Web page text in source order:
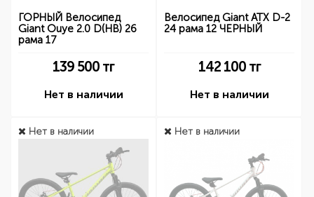
ГОРНЫЙ Велосипед
Giant Ouye 2.0 D(HB) 26
рама 17
139 500 тг
Нет в наличии
Велосипед Giant ATX D-2
24 рама 12 ЧЕРНЫЙ
142 100тг
Нет в наличии
Нет в наличии Нет в наличии